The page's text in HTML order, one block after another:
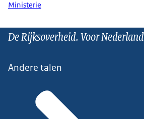
Ministerie
De Rijksoverheid. Voor Nederland
Andere talen